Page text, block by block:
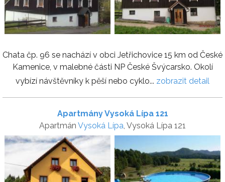
Chata čp. 96 se nachází v obci Jetřichovice 15 km od České
Kamenice, v malebné části NP České Švýcarsko. Okolí
vybízí návštěvníky k pěší nebo cyklo... zobrazit detail
Apartmány Vysoká Lípa 121
Apartmán Vysoká Lípa, Vysoká Lípa 121